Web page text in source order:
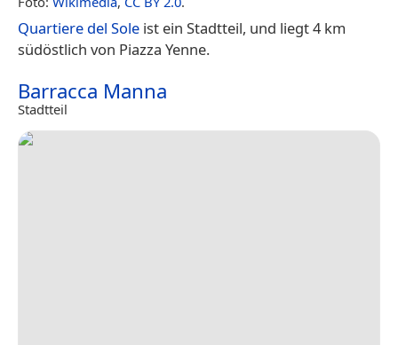
Quartiere del Sole ist ein Stadtteil, und liegt 4 km
südöstlich von Piazza Yenne.
Barracca Manna
Stadtteil